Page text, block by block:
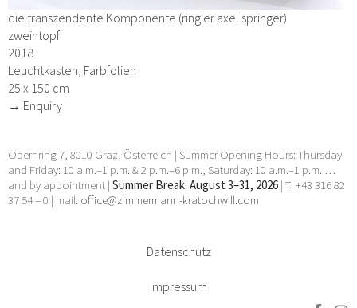
die transzendente Komponente (ringier axel springer)
zweintopf
2018
Leuchtkasten, Farbfolien
25 x 150 cm
→ Enquiry
Opernring 7, 8010 Graz, Österreich | Summer Opening Hours: Thursday
and Friday: 10 a.m.–1 p.m. & 2 p.m.–6 p.m., Saturday: 10 a.m.–1 p.m. …
and by appointment | Summer Break: August 3–31, 2026 | T: +43 316 82
37 54 – 0 | mail: office@zimmermann-kratochwill.com
Datenschutz
Impressum